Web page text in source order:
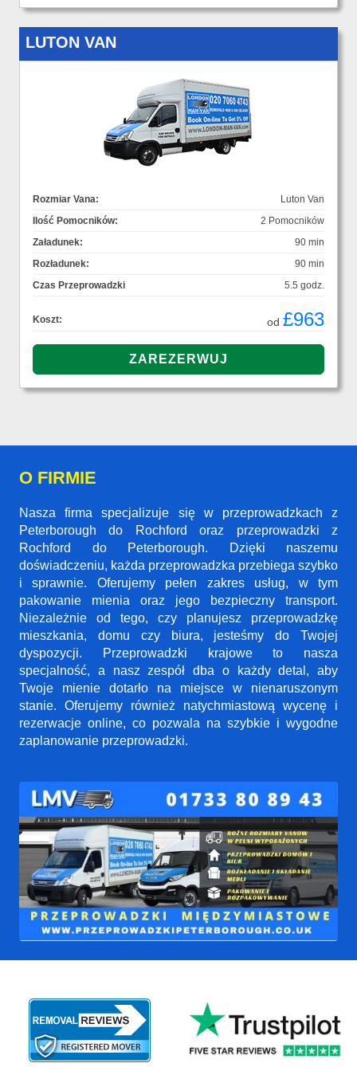
LUTON VAN
Rozmiar Vana:
Luton Van
Ilość Pomocników:
2 Pomocników
Załadunek:
90 min
Rozładunek:
90 min
Czas Przeprowadzki
5.5 godz.
Koszt: od £963
O FIRMIE
Nasza firma specjalizuje się w przeprowadzkach z
Peterborough do Rochford oraz przeprowadzki z
Rochford do Peterborough. Dzięki naszemu
doświadczeniu, każda przeprowadzka przebiega szybko
i sprawnie. Oferujemy pełen zakres usług, w tym
pakowanie mienia oraz jego bezpieczny transport.
Niezależnie od tego, czy planujesz przeprowadzkę
mieszkania, domu czy biura, jesteśmy do Twojej
dyspozycji. Przeprowadzki krajowe to nasza
specjalność, a nasz zespół dba o każdy detal, aby
Twoje mienie dotarło na miejsce w nienaruszonym
stanie. Oferujemy również natychmiastową wycenę i
rezerwacje online, co pozwala na szybkie i wygodne
zaplanowanie przeprowadzki.